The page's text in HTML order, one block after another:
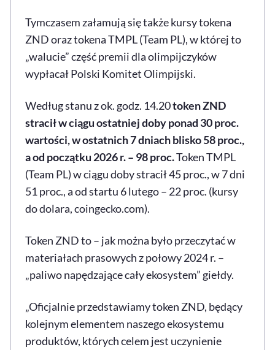
Tymczasem załamują się także kursy tokena
ZND oraz tokena TMPL (Team PL), w której to
„walucie” część premii dla olimpijczyków
wypłacał Polski Komitet Olimpijski.
Według stanu z ok. godz. 14.20token ZND
stracił w ciągu ostatniej doby ponad 30 proc.
wartości, w ostatnich 7 dniach blisko 58 proc.,
a od początku 2026 r. – 98 proc.Token TMPL
(Team PL) w ciągu doby stracił 45 proc., w 7 dni
51 proc., a od startu 6 lutego – 22 proc. (kursy
do dolara, coingecko.com).
Token ZND to – jak można było przeczytać w
materiałach prasowych z połowy 2024 r. –
„paliwo napędzające cały ekosystem” giełdy.
„Oficjalnie przedstawiamy token ZND, będący
kolejnym elementem naszego ekosystemu
produktów, których celem jest uczynienie